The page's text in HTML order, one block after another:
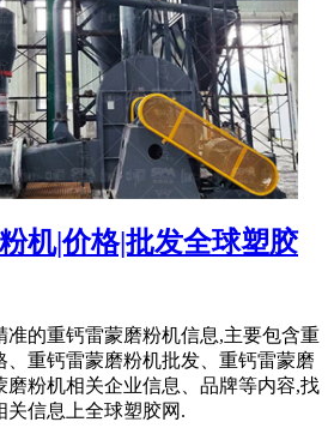
机|价格|批发全球塑胶
准的重钙雷蒙磨粉机信息,主要包含重
、重钙雷蒙磨粉机批发、重钙雷蒙磨
磨粉机相关企业信息、品牌等内容,找
关信息上全球塑胶网.